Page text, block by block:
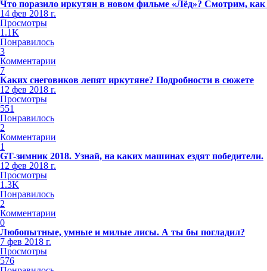
Что поразило иркутян в новом фильме «Лёд»? Смотрим,
14 фев 2018 г.
Просмотры
1.1K
Понравилось
3
Комментарии
7
Каких снеговиков лепят иркутяне? Подробности в сюжете
12 фев 2018 г.
Просмотры
551
Понравилось
2
Комментарии
1
GT-зимник 2018. Узнай, на каких машинах ездят победители.
12 фев 2018 г.
Просмотры
1.3K
Понравилось
2
Комментарии
0
Любопытные, умные и милые лисы. А ты бы погладил?
7 фев 2018 г.
Просмотры
576